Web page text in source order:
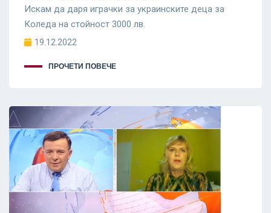
Искам да даря играчки за украинските деца за
Коледа на стойност 3000 лв.
19.12.2022
ПРОЧЕТИ ПОВЕЧЕ